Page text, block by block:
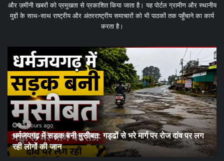
और ज़मीनी खबरों को प्रमुखता से प्रकाशित किया जाता है। यह पोर्टल ग्रामीण और स्थानीय
मुद्दों के साथ-साथ राष्ट्रीय और अंतरराष्ट्रीय समाचारों को भी पाठकों तक पहुँचाने का कार्य
करता है।
धरमजयगढ़
मलेरिया
अलर्ट:
स्वास्थ्य
विभाग
शुरू
किया
जन-
जागरूकता
2 days ago
धरमजयगढ़ में मलेरिया अलर्ट: स्वास्थ्य विभाग ने शुरू किया जन-
जागरूकता अभियान, समय पर जांच और बचाव की अपील
के
पर
बड़ा
पूरे
की